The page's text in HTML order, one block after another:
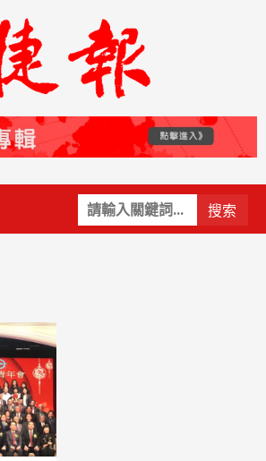
關
鍵
Primary
Menu